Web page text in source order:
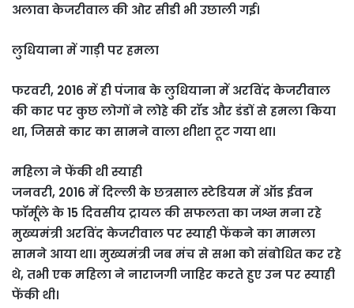
अलावा केजरीवाल की ओर सीडी भी उछाली गई।
लुधियाना में गाड़ी पर हमला
फरवरी, 2016 में ही पंजाब के लुधियाना में अरविंद केजरीवाल
की कार पर कुछ लोगों ने लोहे की रॉड और डंडों से हमला किया
था, जिससे कार का सामने वाला शीशा टूट गया था।
महिला ने फेंकी थी स्याही
जनवरी, 2016 में दिल्ली के छत्रसाल स्टेडियम में ऑड ईवन
फॉर्मूले के 15 दिवसीय ट्रायल की सफलता का जश्न मना रहे
मुख्यमंत्री अरविंद केजरीवाल पर स्याही फेंकने का मामला
सामने आया था। मुख्यमंत्री जब मंच से सभा को संबोधि‍त कर रहे
थे, तभी एक महिला ने नाराजगी जाहिर करते हुए उन पर स्याही
फेंकी थी।